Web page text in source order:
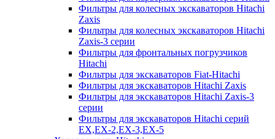
Фильтры для колесных экскаваторов Hitachi
Zaxis
Фильтры для колесных экскаваторов Hitachi
Zaxis-3 серии
Фильтры для фронтальных погрузчиков
Hitachi
Фильтры для экскаваторов Fiat-Hitachi
Фильтры для экскаваторов Hitachi Zaxis
Фильтры для экскаваторов Hitachi Zaxis-3
серии
Фильтры для экскаваторов Hitachi серий
EX,EX-2,EX-3,EX-5